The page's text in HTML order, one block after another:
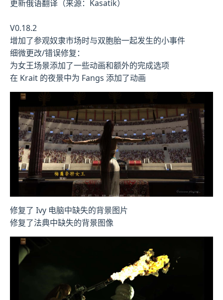
更新俄语翻译（来源：Kasatik）
V0.18.2
增加了参观奴隶市场时与双胞胎一起发生的小事件
细微更改/错误修复：
为女王场景添加了一些动画和额外的完成选项
在 Krait 的夜景中为 Fangs 添加了动画
修复了 Ivy 电脑中缺失的背景图片
修复了法典中缺失的背景图像